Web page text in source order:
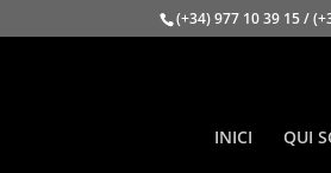
(+34) 977 10 39 15 /
INICI QUI